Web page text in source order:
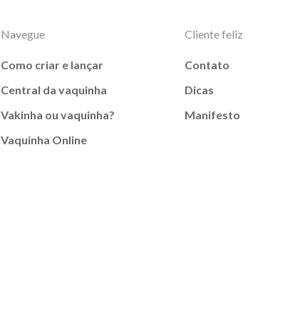
Navegue
Como criar e lançar
Central da vaquinha
Vakinha ou vaquinha?
Vaquinha Online
Cliente feliz
Contato
Dicas
Manifesto